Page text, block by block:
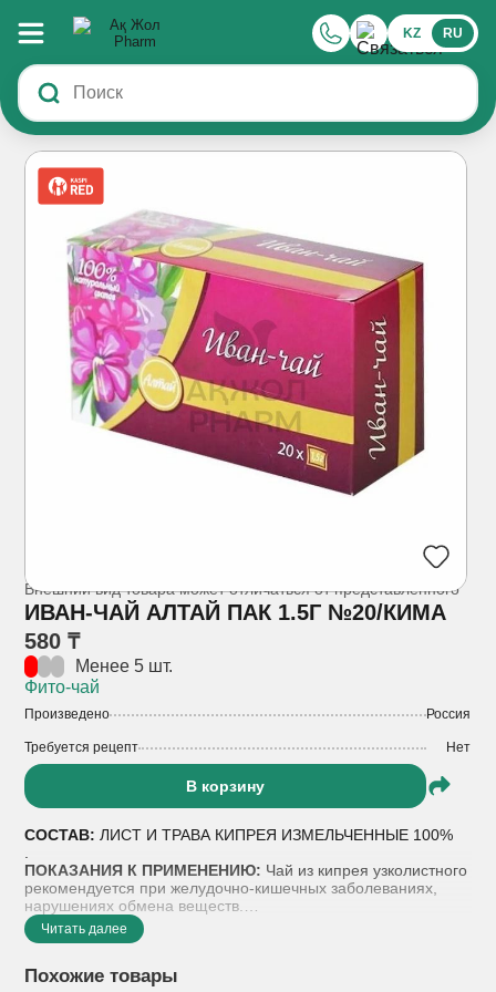
KZ RU
Внешний вид товара может отличаться от представленного
ИВАН-ЧАЙ АЛТАЙ ПАК 1.5Г №20/КИМА
580 ₸
Менее 5 шт.
Фито-чай
Произведено Россия
Требуется рецепт Нет
В корзину
СОСТАВ: ЛИСТ И ТРАВА КИПРЕЯ ИЗМЕЛЬЧЕННЫЕ 100%
ПОКАЗАНИЯ К ПРИМЕНЕНИЮ: Чай из кипрея узколистного
рекомендуется при желудочно-кишечных заболеваниях,
нарушениях обмена веществ.
СПОСОБ ПРИМЕНЕНИЯ:
остудить. Принимать как обычный чай 3 раза в день.
Читать далее
Похожие товары